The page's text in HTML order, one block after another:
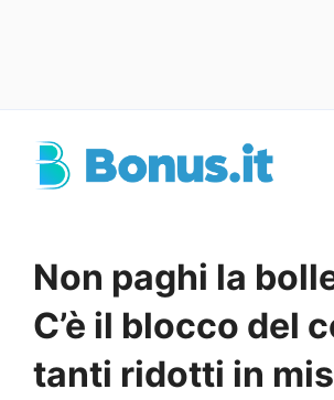
Non paghi la
C’è il blocco del
tanti ridotti in